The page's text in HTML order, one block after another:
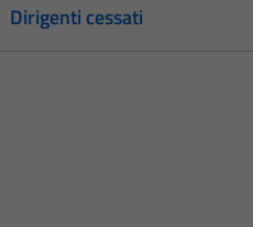
Dirigenti cessati